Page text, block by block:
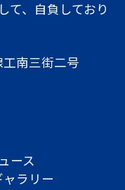
て、自負しており
南三街二号
ース
ャラリー